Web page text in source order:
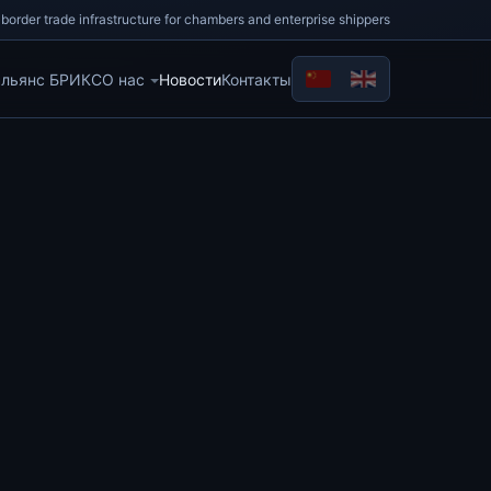
trade infrastructure for chambers and enterprise shippers
БРИКСО нас НовостиКонтакты
Выберите язык